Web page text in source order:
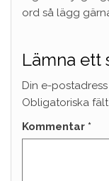
ord så lägg
Lämna ett
Din e-
Obligatoriska
Kommentar *